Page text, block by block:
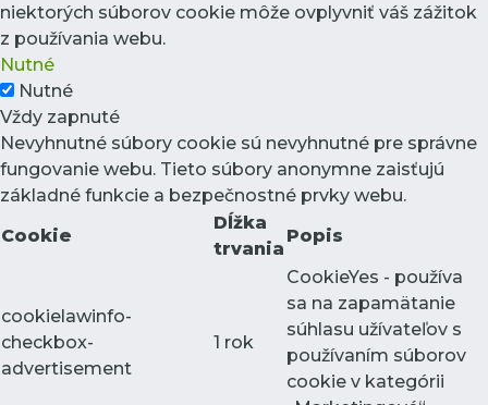
niektorých súborov cookie môže ovplyvniť váš zážitok
z používania webu.
Nutné
Nutné
Vždy zapnuté
Nevyhnutné súbory cookie sú nevyhnutné pre správne
fungovanie webu. Tieto súbory anonymne zaisťujú
základné funkcie a bezpečnostné prvky webu.
Cookie
Dĺžka
trvania
Popis
cookielawinfo-
checkbox-
advertisement
1 rok
CookieYes - používa
sa na zapamätanie
súhlasu užívateľov s
používaním súborov
cookie v kategórii